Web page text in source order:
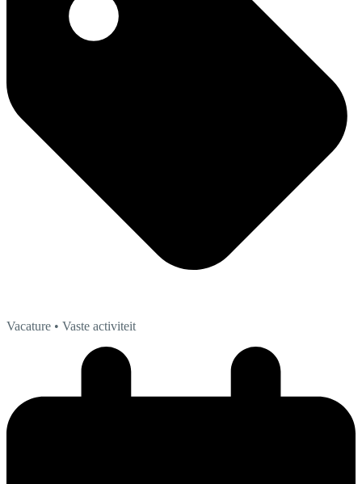
Vacature • Vaste activiteit